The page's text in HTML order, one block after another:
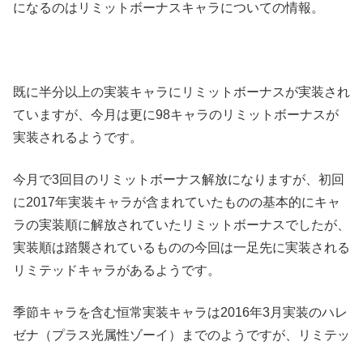
になるのはリミットボーナスキャラについての情報。
既に半分以上の実装キャラにリミットボーナスが実装され
ていますが、今月は更に98キャラのリミットボーナスが
実装されるようです。
今月で3回目のリミットボーナス解放になりますが、初回
に2017年実装キャラが含まれていたものの基本的にキャ
ラの実装順に解放されていたリミットボーナスでしたが、
実装順は踏襲されているものの今回は一足先に実装される
リミテッドキャラがあるようです。
季節キャラを含む恒常実装キャラは2016年3月実装のハレ
ゼナ（プラス光属性ゾーイ）までのようですが、リミテッ